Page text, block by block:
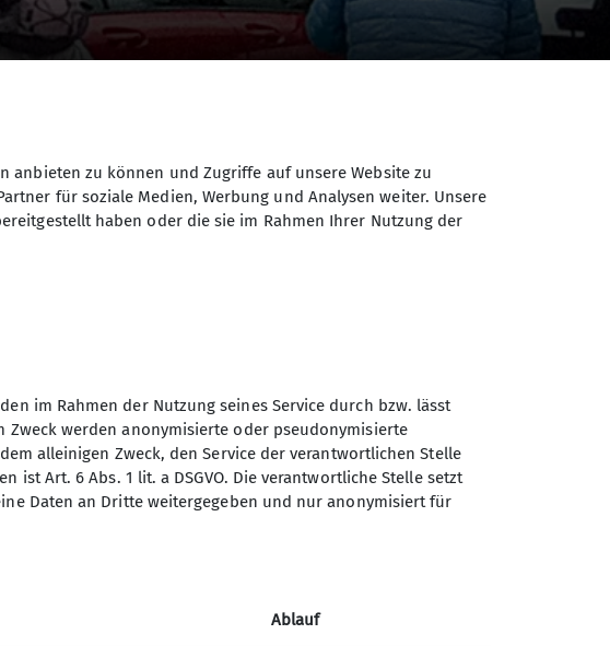
und mehr raus. Heute waren wir eine sehr große
einen schönen Wandertag.
anbieten zu können und Zugriffe auf unsere Website zu
für soziale Medien, Werbung und Analysen weiter. Unsere
haben oder die sie im Rahmen Ihrer Nutzung der
im Rahmen der Nutzung seines Service durch bzw. lässt
werden anonymisierte oder pseudonymisierte
alleinigen Zweck, den Service der verantwortlichen Stelle
ist Art. 6 Abs. 1 lit. a DSGVO. Die verantwortliche Stelle setzt
Daten an Dritte weitergegeben und nur anonymisiert für
Ablauf